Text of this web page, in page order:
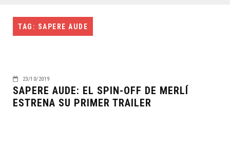
TAG: SAPERE AUDE
23/10/2019
SAPERE AUDE: EL SPIN-OFF DE MERLÍ
ESTRENA SU PRIMER TRAILER